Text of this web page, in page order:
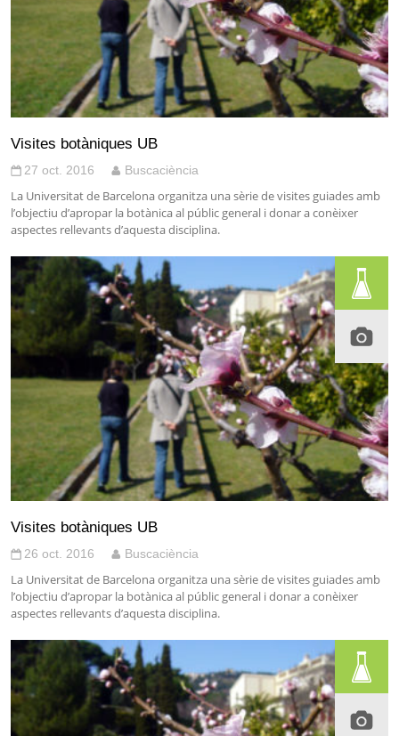
Visites botàniques UB
27 oct. 2016 Buscaciència
La Universitat de Barcelona organitza una sèrie de visites guiades amb
l’objectiu d’apropar la botànica al públic general i donar a conèixer
aspectes rellevants d’aquesta disciplina.
Visites botàniques UB
26 oct. 2016 Buscaciència
La Universitat de Barcelona organitza una sèrie de visites guiades amb
l’objectiu d’apropar la botànica al públic general i donar a conèixer
aspectes rellevants d’aquesta disciplina.